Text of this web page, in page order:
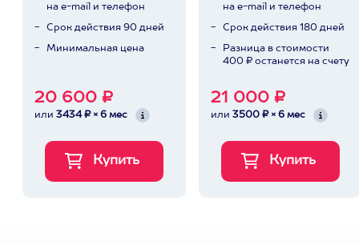
на e-mail и телефон
Срок действия 90 дней
Минимальная цена
20 600 ₽
или 3434 ₽ × 6 мес
на e-mail и телефон
Срок действия 180 дней
Разница в стоимости
400 ₽ останется на счету
21 000 ₽
или 3500 ₽ × 6 мес